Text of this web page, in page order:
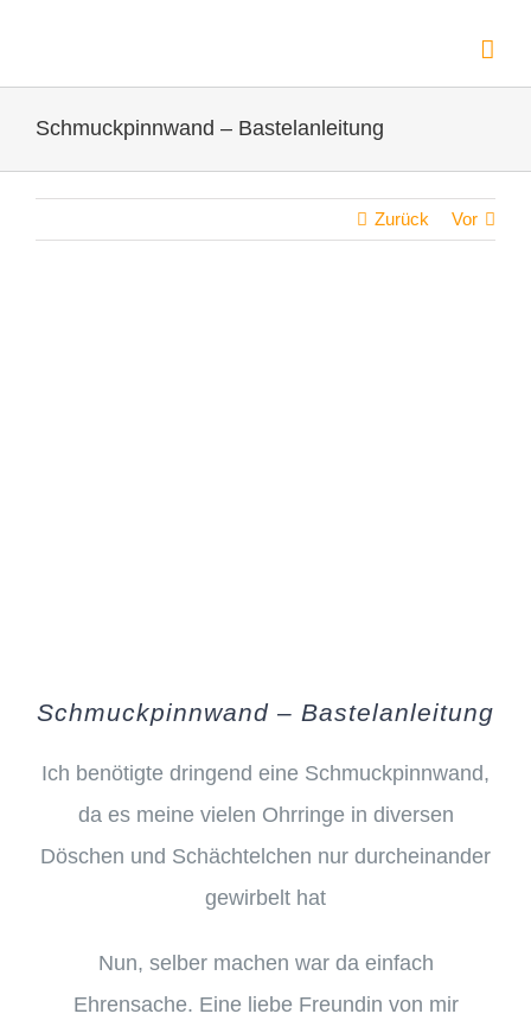
springen
Schmuckpinnwand – Bastelanleitung
Zurück Vor
Schmuckpinnwand – Bastelanleitung
Ich benötigte dringend eine Schmuckpinnwand,
da es meine vielen Ohrringe in diversen
Döschen und Schächtelchen nur durcheinander
gewirbelt hat
Nun, selber machen war da einfach
Ehrensache. Eine liebe Freundin von mir